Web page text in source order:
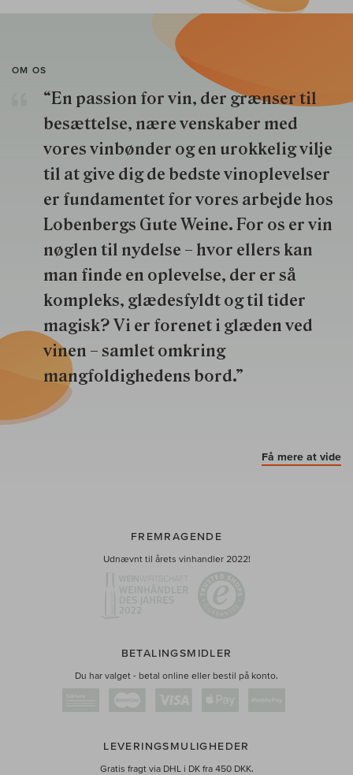
OM OS
“En passion for vin, der grænser til
besættelse, nære venskaber med
vores vinbønder og en urokkelig vilje
til at give dig de bedste vinoplevelser
er fundamentet for vores arbejde hos
Lobenbergs Gute Weine. For os er vin
nøglen til nydelse – hvor ellers kan
man finde en oplevelse, der er så
kompleks, glædesfyldt og til tider
magisk? Vi er forenet i glæden ved
vinen – samlet omkring
mangfoldighedens bord.”
Få mere at vide
FREMRAGENDE
Udnævnt til årets vinhandler 2022!
BETALINGSMIDLER
Du har valget - betal online eller bestil på konto.
LEVERINGSMULIGHEDER
Gratis fragt via DHL i DK fra 450 DKK.